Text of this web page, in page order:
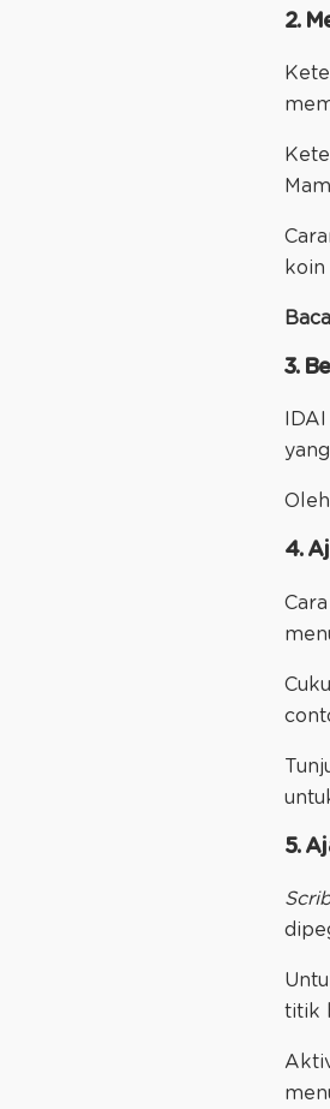
2.
koin
3.
4.
5.
titik